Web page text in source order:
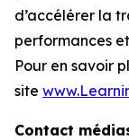
d’accélérer la
performances
Pour en savoir
site
Contact